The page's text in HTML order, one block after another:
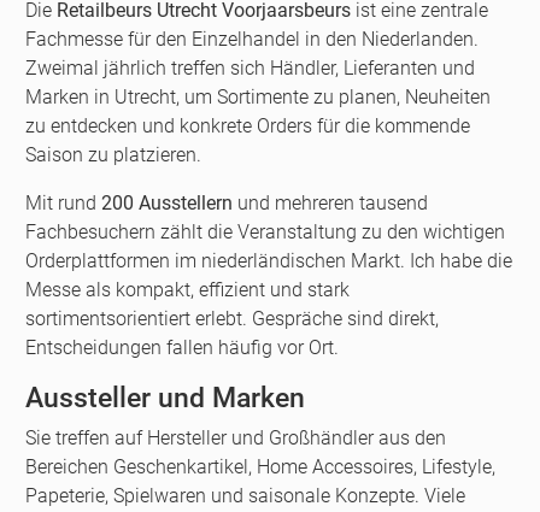
Die Retailbeurs Utrecht Voorjaarsbeurs ist eine zentrale
Fachmesse für den Einzelhandel in den Niederlanden.
Zweimal jährlich treffen sich Händler, Lieferanten und
Marken in Utrecht, um Sortimente zu planen, Neuheiten
zu entdecken und konkrete Orders für die kommende
Saison zu platzieren.
Mit rund 200 Ausstellern und mehreren tausend
Fachbesuchern zählt die Veranstaltung zu den wichtigen
Orderplattformen im niederländischen Markt. Ich habe die
Messe als kompakt, effizient und stark
sortimentsorientiert erlebt. Gespräche sind direkt,
Entscheidungen fallen häufig vor Ort.
Aussteller und Marken
Sie treffen auf Hersteller und Großhändler aus den
Bereichen Geschenkartikel, Home Accessoires, Lifestyle,
Papeterie, Spielwaren und saisonale Konzepte. Viele